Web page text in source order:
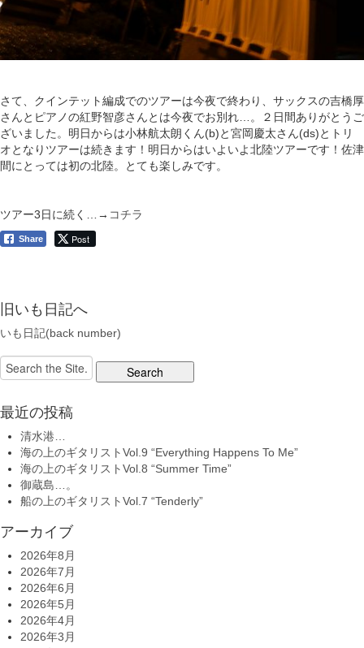
さて、クインテット編成でのツアーは今夜で終わり、サックスの吉橋厚
さんとピアノの紅野智彦さんとは今夜でお別れ…。２日間ありがとうご
ざいました。明日からは小林航太朗くん(b)と宮岡慶太さん(ds)とトリ
オとなりツアーは続きます！明日からはいよいよ北陸ツアーです！佐津
間にとっては初の北陸。とても楽しみです。
ツアー3日に続く…→ コチラ
Share Post
旧いも日記へ
いも日記(back number)
Search
for:
最近の投稿
清水港…
海の上のギタリストVol.9 “Everything Happens To Me”
海の上のギタリストVol.8 “Summer Time”
御蔵島…。
船の上のギタリストVol.7 “Tenderly”
アーカイブ
2026年8月
2026年7月
2026年6月
2026年5月
2026年4月
2026年3月